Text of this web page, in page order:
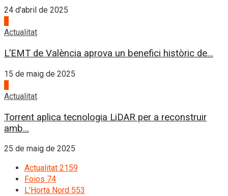
24 d'abril de 2025
Actualitat
L’EMT de València aprova un benefici històric de...
15 de maig de 2025
Actualitat
Torrent aplica tecnologia LiDAR per a reconstruir
amb...
25 de maig de 2025
Actualitat 2159
Foios 74
L'Horta Nord 553